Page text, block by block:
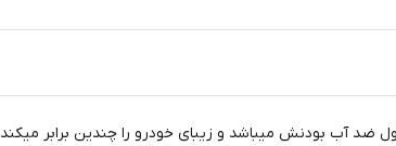
ضد آب بودنش میباشد و زیبای خودرو را چندین برابر میکند